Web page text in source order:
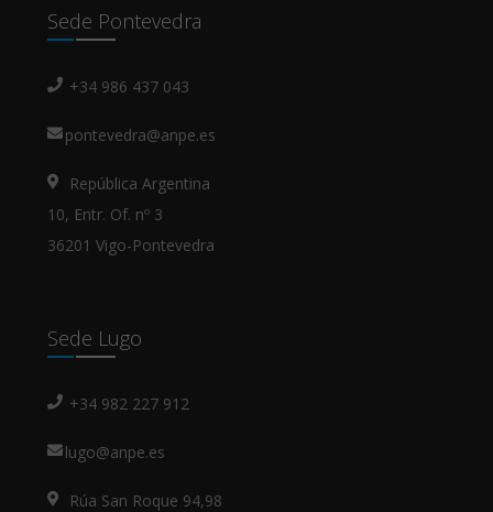
Sede Pontevedra
+34 986 437 043
pontevedra@anpe.es
República Argentina
10, Entr. Of. nº 3
36201 Vigo-Pontevedra
Sede Lugo
+34 982 227 912
lugo@anpe.es
Rúa San Roque 94,98